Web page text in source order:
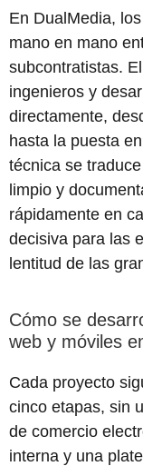
En DualMedia,
mano en mano
subcontratistas.
ingenieros y
directamente,
hasta la puesta
técnica se
limpio y
rápidamente en
decisiva para las
lentitud de las
Cómo se
web y móviles
Cada proyecto
cinco etapas, sin
de comercio
interna y una